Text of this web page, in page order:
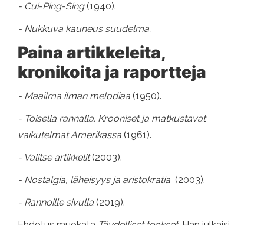
- Cui-Ping-Sing (1940).
- Nukkuva kauneus suudelma.
Paina artikkeleita,
kronikoita ja raportteja
- Maailma ilman melodiaa (1950).
- Toisella rannalla. Krooniset ja matkustavat
vaikutelmat Amerikassa (1961).
- Valitse artikkelit(2003).
- Nostalgia, läheisyys ja aristokratia (2003).
- Rannoille sivulla (2019).